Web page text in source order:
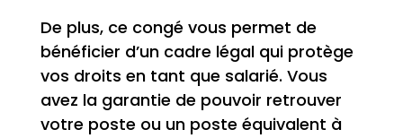
De plus, ce congé vous permet de
bénéficier d’un cadre légal qui protège
vos droits en tant que salarié. Vous
avez la garantie de pouvoir retrouver
votre poste ou un poste équivalent à